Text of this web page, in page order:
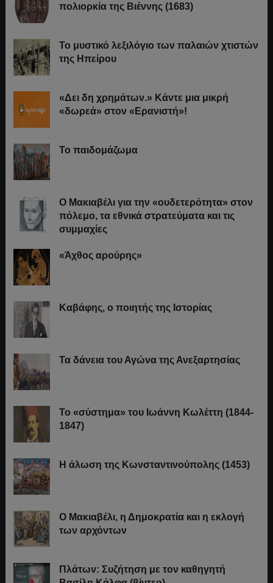
πολιορκία της Βιέννης (1683)
Το μυστικό λεξιλόγιο των παλαιών χτιστών
της Ηπείρου
«Δει δη χρημάτων.» Κάντε μια μικρή
«δωρεά» στον «Ερανιστή»!
Το παιδομάζωμα
O Μακιαβέλι για την «ουδετερότητα» στον
πόλεμο, τα εθνικά στρατεύματα και τις
συμμαχίες
«Άχθος αρούρης»
Καβάφης, ο ποιητής της Ιστορίας
Τα δάνεια του Αγώνα της Ανεξαρτησίας
Το «σύστημα» του Ιωάννη Κωλέττη (1844-
1847)
Η άλωση της Κωνσταντινούπολης (1453)
Ο Μακιαβέλι, η Δημοκρατία και η εκλογή
των αρχόντων
Πλάτων: Συζήτηση με τον καθηγητή